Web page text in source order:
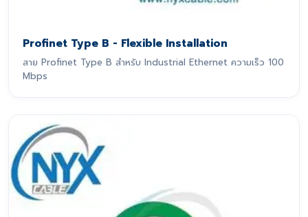
Profinet Type B - Flexible Installation
สาย Profinet Type B สำหรับ Industrial Ethernet ความเร็ว 100
Mbps